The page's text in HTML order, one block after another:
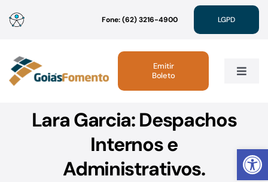
Abrir
para
conteúdo
Fone: (62) 3216-4900 LGPD
Toggle
Institucional
Linhas de Crédito
Emitir
Boleto
Lara Garcia: Despachos
Internos e
Administrativos.